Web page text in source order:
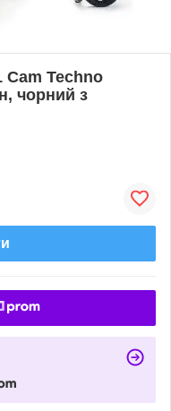
Cam Techno
чорний з